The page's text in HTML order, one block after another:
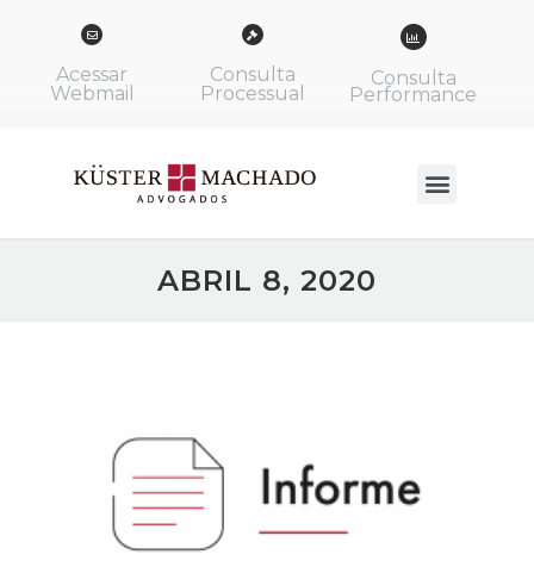
Acessar
Webmail
Consulta
Processual
Consulta
Performance
ABRIL 8, 2020